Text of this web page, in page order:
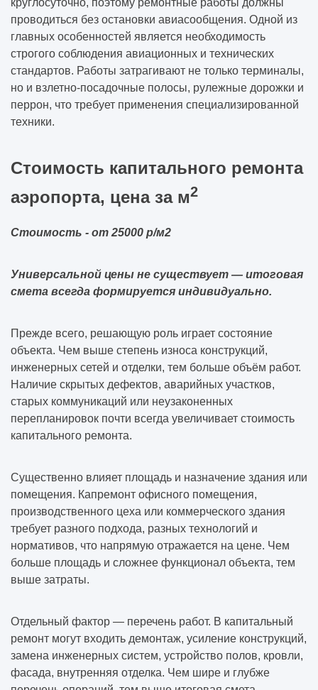
круглосуточно, поэтому ремонтные работы должны
проводиться без остановки авиасообщения. Одной из
главных особенностей является необходимость
строгого соблюдения авиационных и технических
стандартов. Работы затрагивают не только терминалы,
но и взлетно-посадочные полосы, рулежные дорожки и
перрон, что требует применения специализированной
техники.
Стоимость капитального ремонта
аэропорта, цена за м2
Стоимость - от 25000 р/м2
Универсальной цены не существует — итоговая
смета всегда формируется индивидуально.
Прежде всего, решающую роль играет состояние
объекта. Чем выше степень износа конструкций,
инженерных сетей и отделки, тем больше объём работ.
Наличие скрытых дефектов, аварийных участков,
старых коммуникаций или неузаконенных
перепланировок почти всегда увеличивает стоимость
капитального ремонта.
Существенно влияет площадь и назначение здания или
помещения. Капремонт офисного помещения,
производственного цеха или коммерческого здания
требует разного подхода, разных технологий и
нормативов, что напрямую отражается на цене. Чем
больше площадь и сложнее функционал объекта, тем
выше затраты.
Отдельный фактор — перечень работ. В капитальный
ремонт могут входить демонтаж, усиление конструкций,
замена инженерных систем, устройство полов, кровли,
фасада, внутренняя отделка. Чем шире и глубже
решений без потери качества
Какие вопросы нужно задать компании ДО
подписания договора (чек-лист)
Как одно инженерное решение может
изменить весь объект
начала строительства
Как заказчик сам создаёт перерасход, а